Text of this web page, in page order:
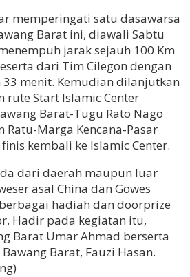
memperingati satu dasawarsa
Barat ini, diawali Sabtu
jarak sejauh 100 Km
dari Tim Cilegon dengan
menit. Kemudian dilanjutkan
rute Start Islamic Center
Barat-Tugu Rato Nago
Ratu-Marga Kencana-Pasar
kembali ke Islamic Center.
dari daerah maupun luar
asal China dan Gowes
hadiah dan doorprize
Hadir pada kegiatan itu,
Barat Umar Ahmad berserta
Barat, Fauzi Hasan.